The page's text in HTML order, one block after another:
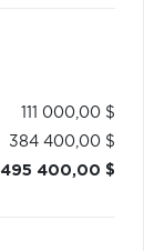
111 000,00 $
384 400,00 $
495 400,00 $